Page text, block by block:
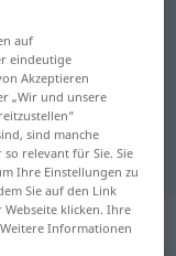
auf
eindeutige
Akzeptieren
„Wir und unsere
sind manche
relevant für Sie. Sie
Ihre Einstellungen zu
Sie auf den Link
klicken. Ihre
Informationen